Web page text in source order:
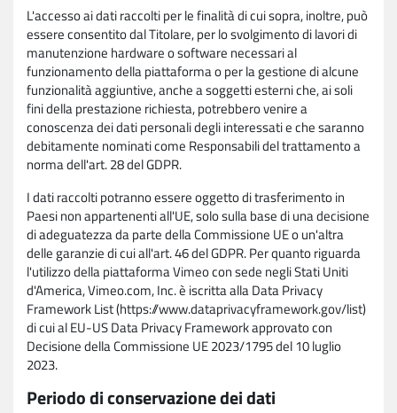
L'accesso ai dati raccolti per le finalità di cui sopra, inoltre, può
essere consentito dal Titolare, per lo svolgimento di lavori di
manutenzione hardware o software necessari al
funzionamento della piattaforma o per la gestione di alcune
funzionalità aggiuntive, anche a soggetti esterni che, ai soli
fini della prestazione richiesta, potrebbero venire a
conoscenza dei dati personali degli interessati e che saranno
debitamente nominati come Responsabili del trattamento a
norma dell'art. 28 del GDPR.
I dati raccolti potranno essere oggetto di trasferimento in
Paesi non appartenenti all'UE, solo sulla base di una decisione
di adeguatezza da parte della Commissione UE o un'altra
delle garanzie di cui all'art. 46 del GDPR. Per quanto riguarda
l'utilizzo della piattaforma Vimeo con sede negli Stati Uniti
d'America, Vimeo.com, Inc. è iscritta alla Data Privacy
Framework List (https://www.dataprivacyframework.gov/list)
di cui al EU-US Data Privacy Framework approvato con
Decisione della Commissione UE 2023/1795 del 10 luglio
2023.
Periodo di conservazione dei dati